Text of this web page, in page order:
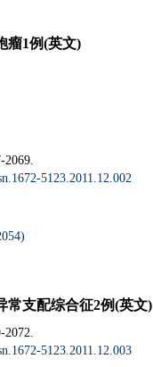
瘤1例(英文)
2069.
5123.2011.12.002
)
常支配综合征2例(英文)
2072.
5123.2011.12.003